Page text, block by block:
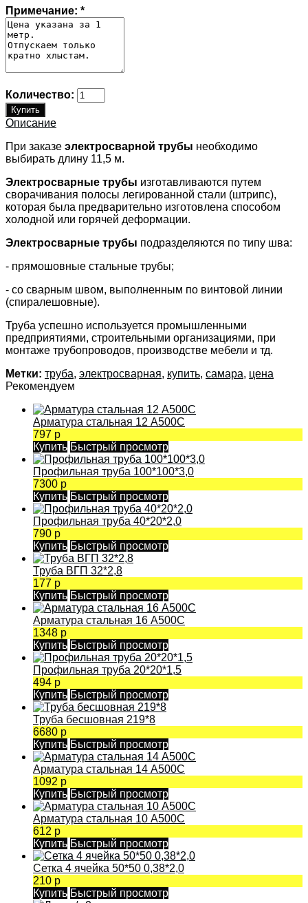
Примечание: *
Количество:
Описание
При заказе электросварной трубы необходимо
выбирать длину 11,5 м.
Электросварные трубы изготавливаются путем
сворачивания полосы легированной стали (штрипс),
которая была предварительно изготовлена способом
холодной или горячей деформации.
Электросварные трубы подразделяются по типу шва:
- прямошовные стальные трубы;
- со сварным швом, выполненным по винтовой линии
(спиралешовные).
Труба успешно используется промышленными
предприятиями, строительными организациями, при
монтаже трубопроводов, производстве мебели и тд.
Метки: труба, электросварная, купить, самара, цена
Рекомендуем
Арматура стальная 12 А500С
797 р
Купить Быстрый просмотр
Профильная труба 100*100*3,0
7300 р
Купить Быстрый просмотр
Профильная труба 40*20*2,0
790 р
Купить Быстрый просмотр
Труба ВГП 32*2,8
177 р
Купить Быстрый просмотр
Арматура стальная 16 А500С
1348 р
Купить Быстрый просмотр
Профильная труба 20*20*1,5
494 р
Купить Быстрый просмотр
Труба бесшовная 219*8
6680 р
Купить Быстрый просмотр
Арматура стальная 14 А500С
1092 р
Купить Быстрый просмотр
Арматура стальная 10 А500С
612 р
Купить Быстрый просмотр
Сетка 4 ячейка 50*50 0,38*2,0
210 р
Купить Быстрый просмотр